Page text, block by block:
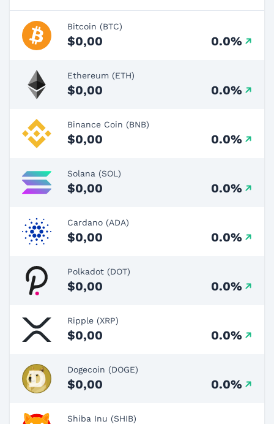
Bitcoin (BTC)
$0,00 0.0%
Ethereum (ETH)
$0,00 0.0%
Binance Coin (BNB)
$0,00 0.0%
Solana (SOL)
$0,00 0.0%
Cardano (ADA)
$0,00 0.0%
Polkadot (DOT)
$0,00 0.0%
Ripple (XRP)
$0,00 0.0%
Dogecoin (DOGE)
$0,00 0.0%
Shiba Inu (SHIB)